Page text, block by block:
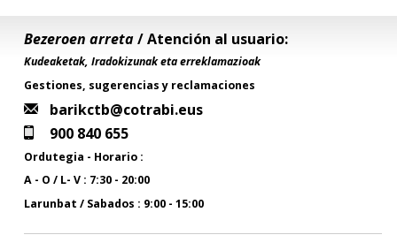
Bezeroen arreta/ Atención al usuario:
Kudeaketak, Iradokizunak eta erreklamazioak
Gestiones, sugerencias y reclamaciones
barikctb@cotrabi.eus
900 840 655
Ordutegia - Horario :
A - O / L- V : 7:30 - 20:00
Larunbat / Sabados : 9:00 - 15:00